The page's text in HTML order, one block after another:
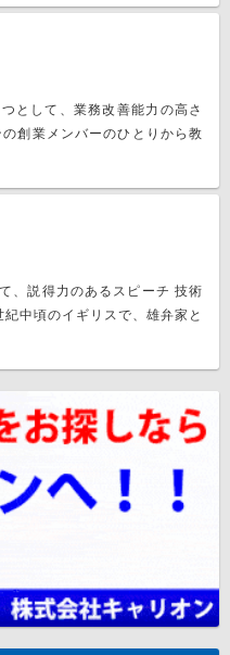
として、業務改善能力の高さ
創業メンバーのひとりから教
、説得力のあるスピーチ 技術
中頃のイギリスで、雄弁家と